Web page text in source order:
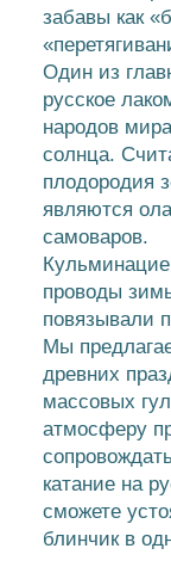
забавы как
Один из
русское
народов
солнца.
плодородия
являются
самоваров.
проводы
повязывали
Мы
древних
массовых
атмосферу
катание на
сможете
блинчик в